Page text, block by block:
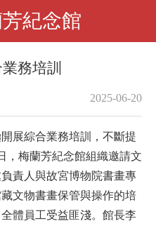
紀念館
務培訓
2025-06-20
綜合業務培訓，不斷提
， 梅蘭芳紀念館組織邀請文
責人與故宮博物院書畫專
文物書畫保管與操作的培
體員工受益匪淺。館長李